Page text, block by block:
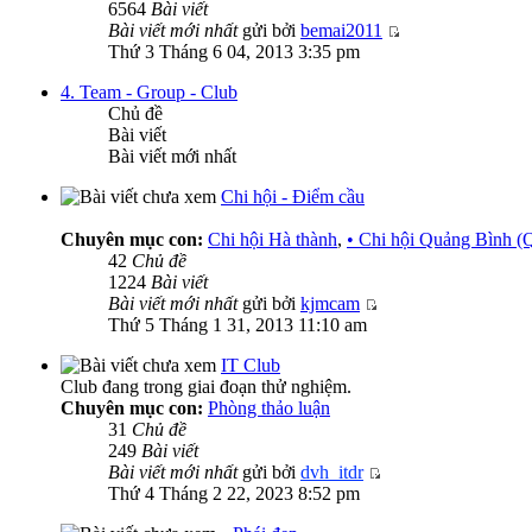
6564 Bài viết
Bài viết mới nhấtgửi bởi bemai2011
Thứ 3 Tháng 6 04, 2013 3:35 pm
4. Team - Group - Club
Chủ đề
Bài viết
Bài viết mới nhất
Chi hội - Điểm cầu
Chuyên mục con: Chi hội Hà thành, • Chi hội Quảng Bình
42 Chủ đề
1224 Bài viết
Bài viết mới nhấtgửi bởi kjmcam
Thứ 5 Tháng 1 31, 2013 11:10 am
IT Club
Club đang trong giai đoạn thử nghiệm.
Chuyên mục con: Phòng thảo luận
31 Chủ đề
249 Bài viết
Bài viết mới nhấtgửi bởi dvh_itdr
Thứ 4 Tháng 2 22, 2023 8:52 pm